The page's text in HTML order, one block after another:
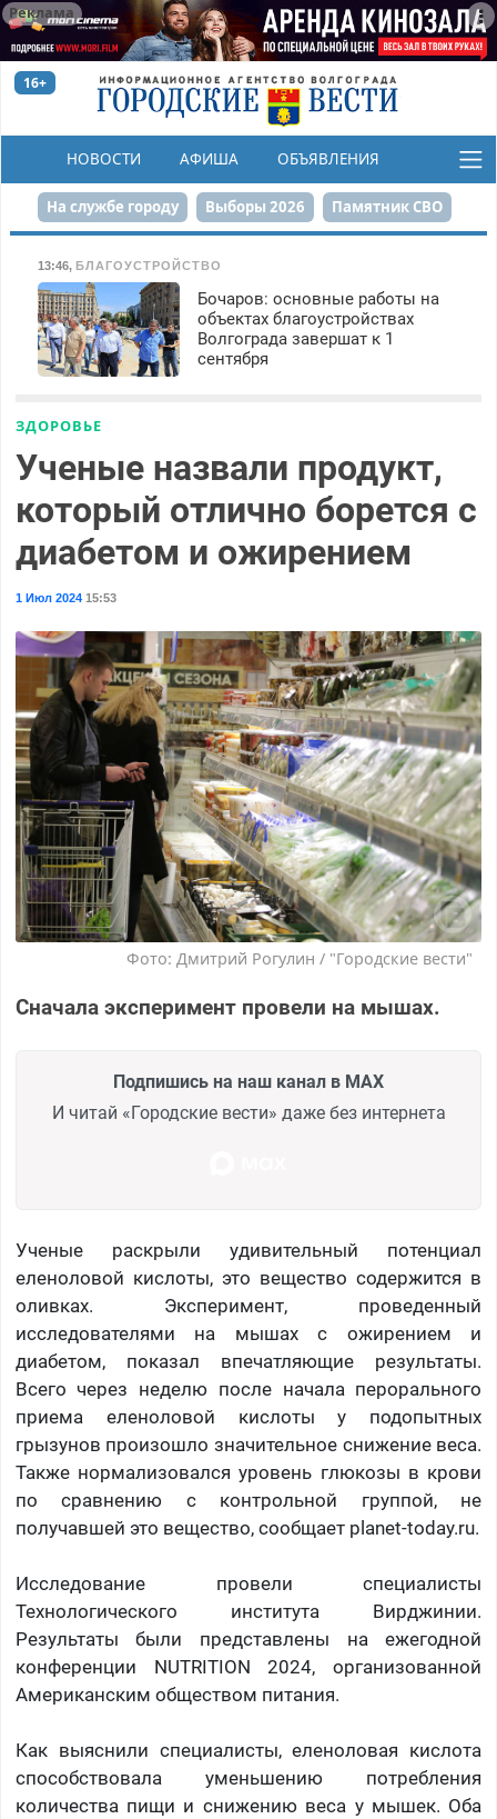
Реклама
16+
НОВОСТИ АФИША ОБЪЯВЛЕНИЯ
КОНКУРСЫ
На службе городу Выборы 2026 Памятник СВО
Сталинград в сердце
Набережная День Победы Реконструкция ЦПКиО
80-летие Победы Парк Героев-летчиков
13:46, БЛАГОУСТРОЙСТВО
Бочаров: основные работы на
объектах благоустройствах
Волгограда завершат к 1
сентября
ЗДОРОВЬЕ
Ученые назвали продукт,
который отлично борется с
диабетом и ожирением
1 Июл 202415:53
Фото: Дмитрий Рогулин / "Городские вести"
Сначала эксперимент провели на мышах.
Подпишись на наш канал в MAX
И читай «Городские вести» даже без интернета
Ученые раскрыли удивительный потенциал
еленоловой кислоты, это вещество содержится в
оливках. Эксперимент, проведенный
исследователями на мышах с ожирением и
диабетом, показал впечатляющие результаты.
Всего через неделю после начала перорального
приема еленоловой кислоты у подопытных
грызунов произошло значительное снижение веса.
Также нормализовался уровень глюкозы в крови
по сравнению с контрольной группой, не
получавшей это вещество, сообщает planet-today.ru.
Исследование провели специалисты
Технологического института Вирджинии.
Результаты были представлены на ежегодной
конференции NUTRITION 2024, организованной
Американским обществом питания.
Как выяснили специалисты, еленоловая кислота
способствовала уменьшению потребления
количества пищи и снижению веса у мышек. Оба